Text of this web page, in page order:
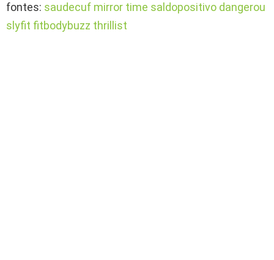
fontes: saudecuf mirror time saldopositivo dangerou
slyfit fitbodybuzz thrillist